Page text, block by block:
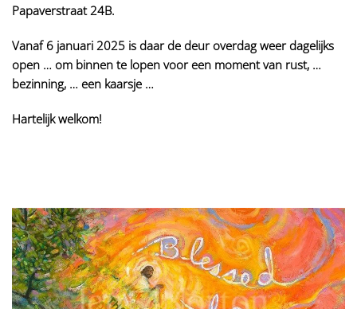
Papaverstraat 24B.
Vanaf 6 januari 2025 is daar de deur overdag weer dagelijks
open … om binnen te lopen voor een moment van rust, …
bezinning, … een kaarsje …
Hartelijk welkom!